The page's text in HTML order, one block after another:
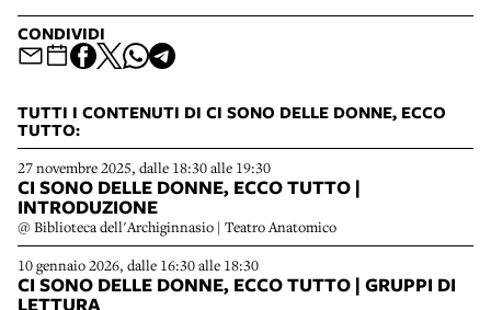
CONDIVIDI
TUTTI I CONTENUTI DI CI SONO DELLE DONNE, ECCO
TUTTO:
27 novembre 2025, dalle 18:30 alle 19:30
CI SONO DELLE DONNE, ECCO TUTTO |
INTRODUZIONE
@ Biblioteca dell'Archiginnasio | Teatro Anatomico
10 gennaio 2026, dalle 16:30 alle 18:30
CI SONO DELLE DONNE, ECCO TUTTO | GRUPPI DI
LETTURA